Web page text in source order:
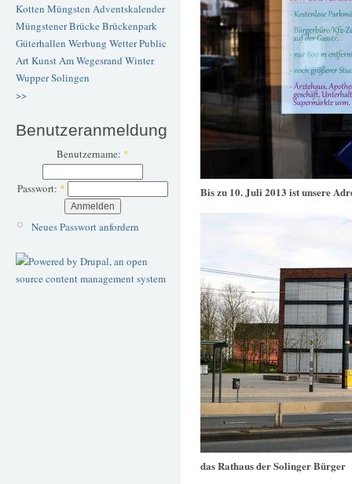
Kotten Müngsten Adventskalender
Müngstener BrückeBrückenpark
Güterhallen Werbung WetterPublic
ArtKunstAm Wegesrand Winter
WupperSolingen
>>
Benutzeranmeldung
Benutzername: *
Passwort: *
Neues Passwort anfordern
Bis zu 10. Juli 2013 ist unsere
das Rathaus der Solinger Bürger